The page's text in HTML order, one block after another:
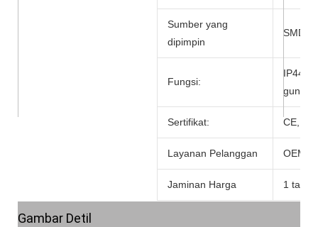
Sumber yang
dipimpin
Fungsi:
IP44
Sertifikat: CE,
Layanan Pelanggan
Jaminan Harga 1 tahun
Gambar Detil